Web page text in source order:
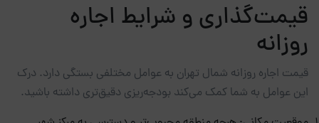
قیمت‌گذاری و شرایط اجاره
روزانه
قیمت اجاره روزانه شمال تهران به عوامل مختلفی بستگی دارد. درک
این عوامل به شما کمک می‌کند بودجه‌ریزی دقیق‌تری داشته باشید.